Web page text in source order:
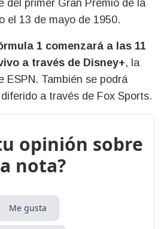
del primer Gran Premio de la
el 13 de mayo de 1950.
1 comenzará a las 11
a través de Disney+, la
ESPN. También se podrá
a través de Fox Sports.
opinión sobre
nota?
Me gusta